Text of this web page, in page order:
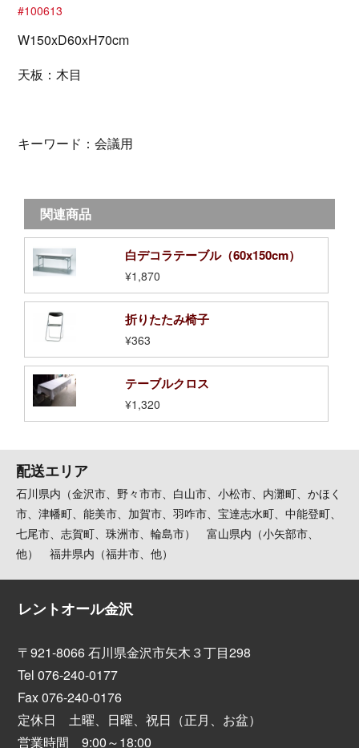
#100613
W150xD60xH70cm
天板：木目
キーワード：会議用
関連商品
白デコラテーブル（60x150cm）
¥1,870
折りたたみ椅子
¥363
テーブルクロス
¥1,320
配送エリア
石川県内（金沢市、野々市市、白山市、小松市、内灘町、かほく
市、津幡町、能美市、加賀市、羽咋市、宝達志水町、中能登町、
七尾市、志賀町、珠洲市、輪島市） 富山県内（小矢部市、
他） 福井県内（福井市、他）
レントオール金沢
〒921-8066 石川県金沢市矢木３丁目298
Tel 076-240-0177
Fax 076-240-0176
定休日 土曜、日曜、祝日（正月、お盆）
営業時間 9:00～18:00